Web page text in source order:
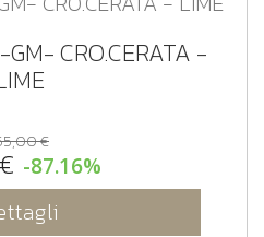
CRO.CERATA -
€
-87.16%